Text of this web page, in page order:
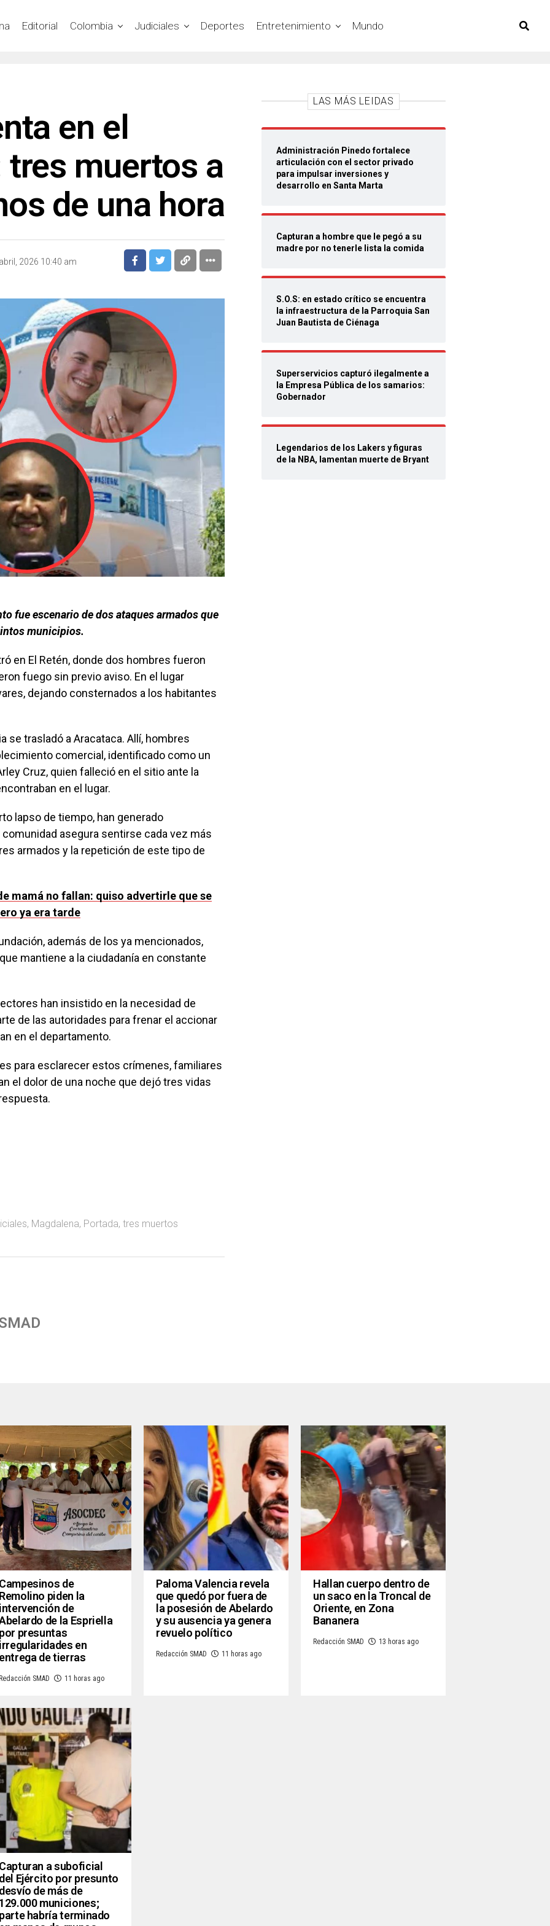
Editorial Colombia Judiciales Deportes Entretenimiento Mundo
en el
tres muertos a
de una hora
2026 10:40 am
fue escenario de dos ataques armados que
municipios.
en El Retén, donde dos hombres fueron
fuego sin previo aviso. En el lugar
dejando consternados a los habitantes
se trasladó a Aracataca. Allí, hombres
comercial, identificado como un
Cruz, quien falleció en el sitio ante la
en el lugar.
lapso de tiempo, han generado
asegura sentirse cada vez más
armados y la repetición de este tipo de
mamá no fallan: quiso advertirle que se
ya era tarde
además de los ya mencionados,
mantiene a la ciudadanía en constante
han insistido en la necesidad de
de las autoridades para frenar el accionar
en el departamento.
para esclarecer estos crímenes, familiares
el dolor de una noche que dejó tres vidas
, Magdalena, Portada, tres muertos
LAS MÁS LEIDAS
Administración Pinedo fortalece
articulación con el sector privado
para impulsar inversiones y
desarrollo en Santa Marta
Capturan a hombre que le pegó a su
madre por no tenerle lista la comida
S.O.S: en estado crítico se encuentra
la infraestructura de la Parroquia San
Juan Bautista de Ciénaga
Superservicios capturó ilegalmente a
la Empresa Pública de los samarios:
Gobernador
Legendarios de los Lakers y figuras
de la NBA, lamentan muerte de Bryant
Campesinos de
Remolino piden la
intervención de
de la Espriella
por presuntas
irregularidades en
entrega de tierras
Redacción SMAD 11 horas ago
Paloma Valencia revela
que quedó por fuera de
la posesión de Abelardo
y su ausencia ya genera
revuelo político
Redacción SMAD 11 horas ago
Hallan cuerpo dentro de
un saco en la Troncal de
Oriente, en Zona
Bananera
Redacción SMAD 13 horas ago
Capturan a suboficial
del Ejército por presunto
desvío de más de
129.000 municiones;
parte habría terminado